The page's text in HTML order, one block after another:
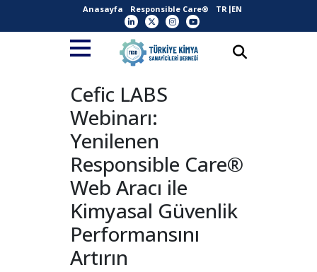
Anasayfa Responsible Care® TR EN
Cefic LABS
Webinarı:
Yenilenen
Responsible Care®
Web Aracı ile
Kimyasal Güvenlik
Performansını
Artırın